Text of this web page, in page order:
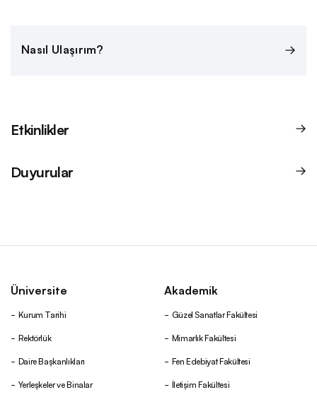
Nasıl Ulaşırım?
Etkinlikler
Duyurular
Üniversite
Kurum Tarihi
Rektörlük
Daire Başkanlıkları
Yerleşkeler ve Binalar
Akademik
Güzel Sanatlar Fakültesi
Mimarlık Fakültesi
Fen Edebiyat Fakültesi
İletişim Fakültesi